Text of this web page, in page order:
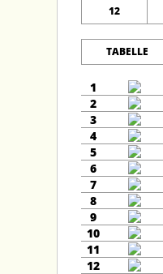
12
TABELLE
1
2
3
4
5
6
7
8
9
10
11
12